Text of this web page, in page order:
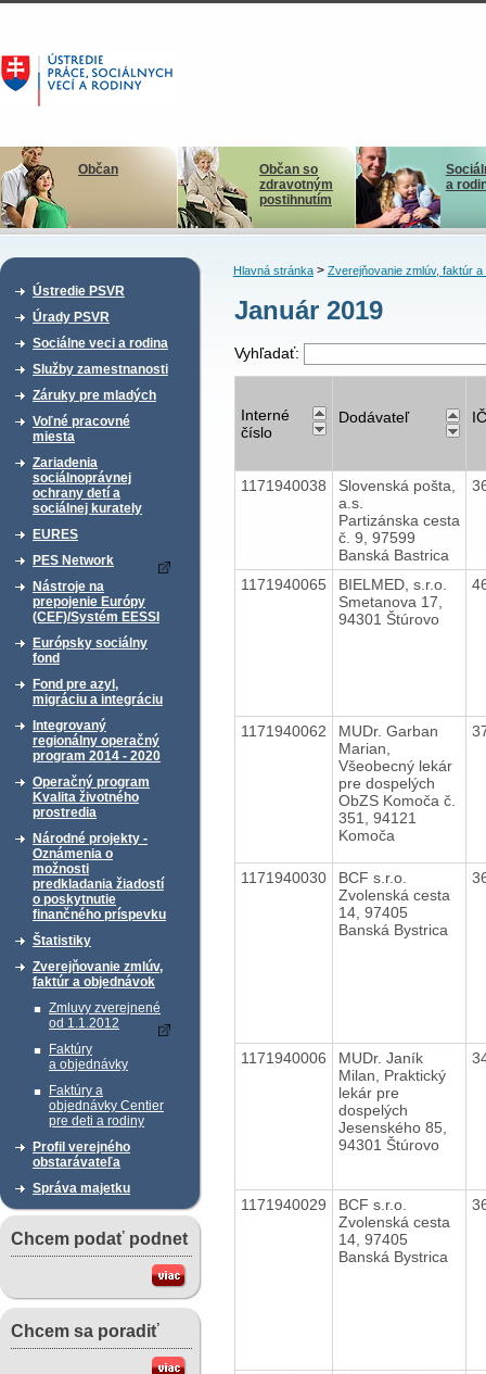
Občan
Občan so
zdravotným
postihnutím
a
Ústredie PSVR
Úrady PSVR
Sociálne veci a rodina
Služby zamestnanosti
Záruky pre mladých
Voľné pracovné
miesta
Zariadenia
sociálnoprávnej
ochrany detí a
sociálnej kurately
EURES
PES Network
Nástroje na
prepojenie Európy
(CEF)/Systém EESSI
Európsky sociálny
fond
Fond pre azyl,
migráciu a integráciu
Integrovaný
regionálny operačný
program 2014 - 2020
Operačný program
Kvalita životného
prostredia
Národné projekty -
Oznámenia o
možnosti
predkladania žiadostí
o poskytnutie
finančného príspevku
Štatistiky
Zverejňovanie zmlúv,
faktúr a objednávok
Zmluvy zverejnené
od 1.1.2012
Faktúry
a objednávky
Faktúry a
objednávky Centier
pre deti a rodiny
Profil verejného
obstarávateľa
Správa majetku
Chcem podať podnet
Chcem sa poradiť
Hlavná stránka> Zverejňovanie zmlúv, faktúr a
Január 2019
Vyhľadať:
Interné
číslo
Dodávateľ
1171940038
Slovenská pošta,
a.s.
Partizánska cesta
č. 9, 97599
Banská Bastrica
1171940065
BIELMED, s.r.o.
Smetanova 17,
94301 Štúrovo
1171940062
MUDr. Garban
Marian,
Všeobecný lekár
pre dospelých
ObZS Komoča č.
351, 94121
Komoča
1171940030
BCF s.r.o.
Zvolenská cesta
14, 97405
Banská Bystrica
1171940006
MUDr. Janík
Milan, Praktický
lekár pre
dospelých
Jesenského 85,
94301 Štúrovo
1171940029
BCF s.r.o.
Zvolenská cesta
14, 97405
Banská Bystrica